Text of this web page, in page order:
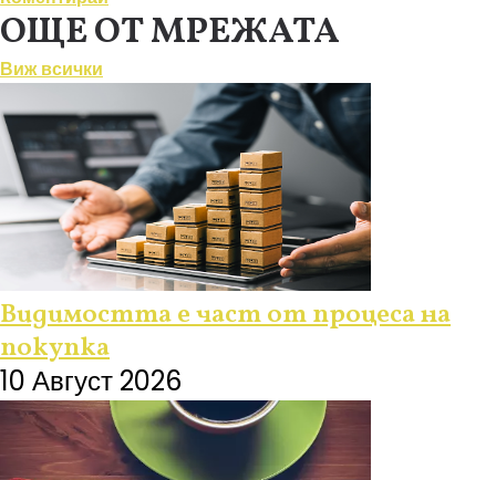
ОЩЕ ОТ МРЕЖАТА
Виж всички
Видимостта е част от процеса на
покупка
10 Август 2026